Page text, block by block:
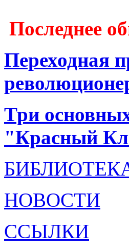
Последнее
Переходная
Три
"Красный
НОВОСТИ
ССЫЛКИ